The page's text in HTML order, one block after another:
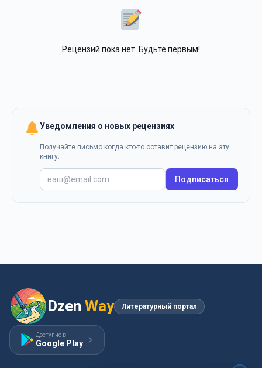
Рецензий пока нет. Будьте первым!
Уведомления о новых рецензиях
Получайте письмо когда кто-то оставит рецензию на эту
книгу.
Подписаться
Dzen Way Литературный портал
Доступно в
Google Play